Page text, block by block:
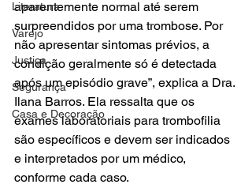
Literatura
Varejo
Justiça
Segurança
Casa e Decoração
aparentemente normal até serem
surpreendidos por uma trombose. Por
não apresentar sintomas prévios, a
condição geralmente só é detectada
após um episódio grave”, explica a Dra.
Ilana Barros. Ela ressalta que os
exames laboratoriais para trombofilia
são específicos e devem ser indicados
e interpretados por um médico,
conforme cada caso.